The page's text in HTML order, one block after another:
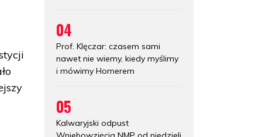
04
Prof. Klęczar: czasem sami
nawet nie wiemy, kiedy myślimy
i mówimy Homerem
05
Kalwaryjski odpust